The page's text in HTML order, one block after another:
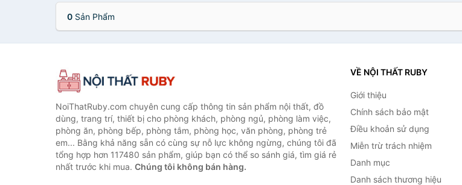
0 Sản Phẩm
NoiThatRuby.com chuyên cung cấp thông tin sản phẩm nội thất, đồ
dùng, trang trí, thiết bị cho phòng khách, phòng ngủ, phòng làm việc,
phòng ăn, phòng bếp, phòng tắm, phòng học, văn phòng, phòng trẻ
em... Bằng khả năng sẵn có cùng sự nỗ lực không ngừng, chúng tôi đã
tổng hợp hơn 117480 sản phẩm, giúp bạn có thể so sánh giá, tìm giá rẻ
nhất trước khi mua. Chúng tôi không bán hàng.
VỀ NỘI THẤT RUBY
Giới thiệu
Chính sách bảo mật
Điều khoản sử dụng
Miễn trừ trách nhiệm
Danh mục
Danh sách thương hiệu